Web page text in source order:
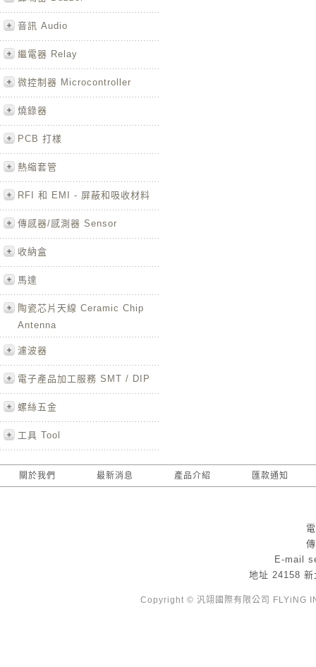
音訊 Audio
繼電器 Relay
微控制器 Microcontroller
燒錄器
PCB 打樣
熱縮套管
RFI 和 EMI - 屏蔽和吸收材料
傳感器/感測器 Sensor
收納盒
馬達
陶瓷芯片天線 Ceramic Chip
Antenna
濾波器
電子產品加工服務 SMT / DIP
螺絲五金
工具 Tool
關於我們 最新消息 產品介紹 匯款通知
E-mail
地址 24158 新
Copyright © 汎翊國際有限公司 FLYiNG